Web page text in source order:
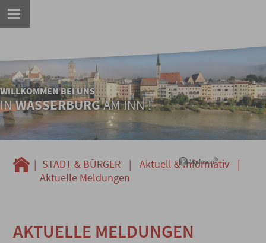
WILLKOMMEN BEI UNS
INWASSERBURGAM INN !
| STADT & BÜRGER | Aktuell & Informativ
|
Aktuelle Meldungen
AKTUELLE MELDUNGEN